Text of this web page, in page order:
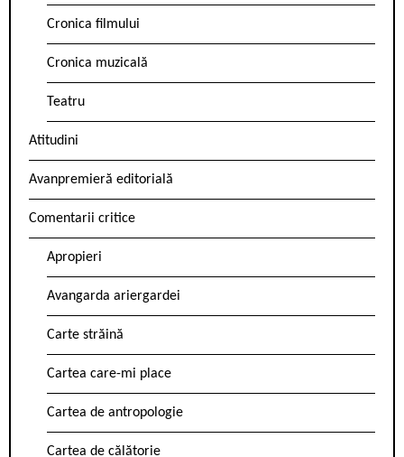
Cronica filmului
Cronica muzicală
Teatru
Atitudini
Avanpremieră editorială
Comentarii critice
Apropieri
Avangarda ariergardei
Carte străină
Cartea care-mi place
Cartea de antropologie
Cartea de călătorie